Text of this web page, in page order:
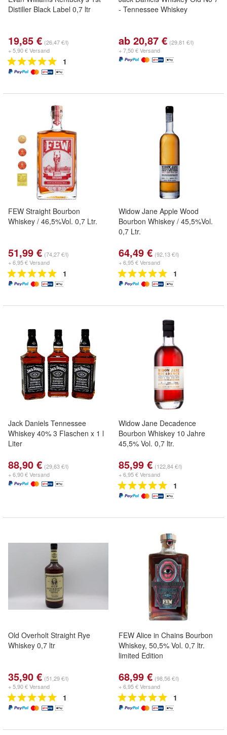
Distiller Black Label 0,7 ltr
19,85 € (26,47 €/l)
+ 5,90 € Versand
1
- Tennessee Whiskey
ab 20,87 € (29,81 €/l)
+ 7,50 € Versand
FEW Straight Bourbon
Whiskey / 46,5%Vol. 0,7 Ltr.
51,99 € (74,27 €/l)
+ 6,95 € Versand
1
Widow Jane Apple Wood
Bourbon Whiskey / 45,5%Vol.
0,7 Ltr.
64,49 € (92,13 €/l)
+ 6,95 € Versand
1
Jack Daniels Tennessee
Whiskey 40% 3 Flaschen x 1 l
Liter
88,90 € (29,63 €/l)
+ 6,90 € Versand
Widow Jane Decadence
Bourbon Whiskey 10 Jahre
45,5% Vol. 0,7 ltr.
85,99 € (122,84 €/l)
+ 6,95 € Versand
1
Old Overholt Straight Rye
Whiskey 0,7 ltr
35,90 € (51,29 €/l)
+ 5,90 € Versand
1
FEW Alice in Chains Bourbon
Whiskey, 50,5% Vol. 0,7 ltr.
limited Edition
68,99 € (98,56 €/l)
+ 6,95 € Versand
1